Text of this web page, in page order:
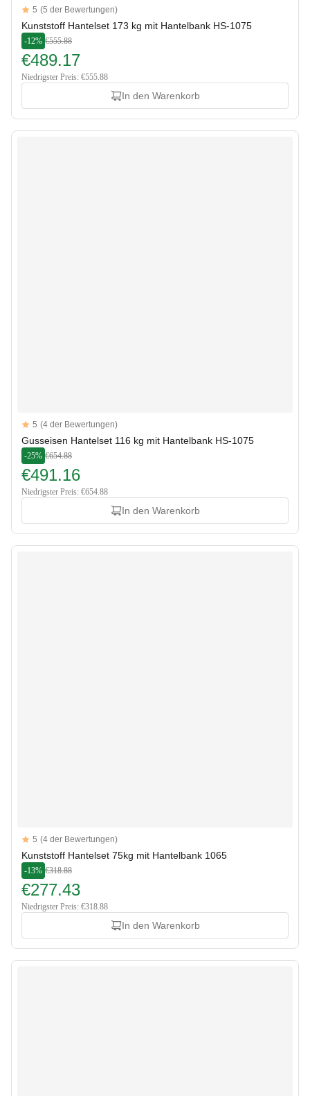
Reviews
5 out of 5 stars
5 (5 der Bewertungen)
Kunststoff Hantelset 173 kg mit Hantelbank HS-1075
-12% €555.88
€489.17
Niedrigster Preis: €555.88
In den Warenkorb
Reviews
5 out of 5 stars
5 (4 der Bewertungen)
Gusseisen Hantelset 116 kg mit Hantelbank HS-1075
-25% €654.88
€491.16
Niedrigster Preis: €654.88
In den Warenkorb
Reviews
5 out of 5 stars
5 (4 der Bewertungen)
Kunststoff Hantelset 75kg mit Hantelbank 1065
-13% €318.88
€277.43
Niedrigster Preis: €318.88
In den Warenkorb